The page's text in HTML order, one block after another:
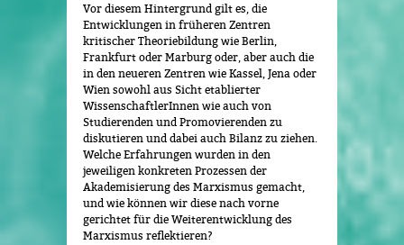
Vor diesem Hintergrund gilt es, die
Entwicklungen in früheren Zentren
kritischer Theoriebildung wie Berlin,
Frankfurt oder Marburg oder, aber auch die
in den neueren Zentren wie Kassel, Jena oder
Wien sowohl aus Sicht etablierter
WissenschaftlerInnen wie auch von
Studierenden und Promovierenden zu
diskutieren und dabei auch Bilanz zu ziehen.
Welche Erfahrungen wurden in den
jeweiligen konkreten Prozessen der
Akademisierung des Marxismus gemacht,
und wie können wir diese nach vorne
gerichtet für die Weiterentwicklung des
Marxismus reflektieren?